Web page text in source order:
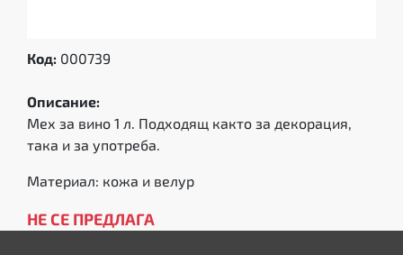
Код: 000739
Описание:
Мех за вино 1 л. Подходящ както за декорация,
така и за употреба.
Материал: кожа и велур
НЕ СЕ ПРЕДЛАГА